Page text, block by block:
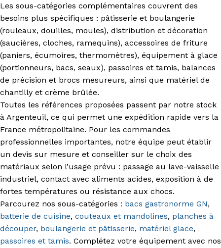
Les sous-catégories complémentaires couvrent des
besoins plus spécifiques : pâtisserie et boulangerie
(rouleaux, douilles, moules), distribution et décoration
(saucières, cloches, ramequins), accessoires de friture
(paniers, écumoires, thermomètres), équipement à glace
(portionneurs, bacs, seaux), passoires et tamis, balances
de précision et brocs mesureurs, ainsi que matériel de
chantilly et crème brûlée.
Toutes les références proposées passent par notre stock
à Argenteuil, ce qui permet une expédition rapide vers la
France métropolitaine. Pour les commandes
professionnelles importantes, notre équipe peut établir
un devis sur mesure et conseiller sur le choix des
matériaux selon l’usage prévu : passage au lave-vaisselle
industriel, contact avec aliments acides, exposition à de
fortes températures ou résistance aux chocs.
Parcourez nos sous-catégories : bacs gastronorme GN,
batterie de cuisine, couteaux et mandolines, planches à
découper, boulangerie et pâtisserie, matériel glace,
passoires et tamis. Complétez votre équipement avec nos